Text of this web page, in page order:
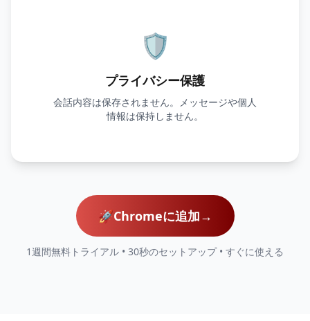
🛡️
プライバシー保護
会話内容は保存されません。メッセージや個人
情報は保持しません。
🚀Chromeに追加→
1週間無料トライアル • 30秒のセットアップ • すぐに使える